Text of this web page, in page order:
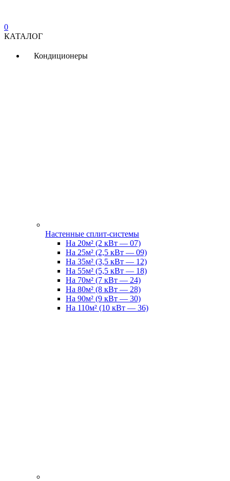
0
КАТАЛОГ
Кондиционеры
Настенные сплит-системы
На 20м² (2 кВт — 07)
На 25м² (2,5 кВт — 09)
На 35м² (3,5 кВт — 12)
На 55м² (5,5 кВт — 18)
На 70м² (7 кВт — 24)
На 80м² (8 кВт — 28)
На 90м² (9 кВт — 30)
На 110м² (10 кВт — 36)